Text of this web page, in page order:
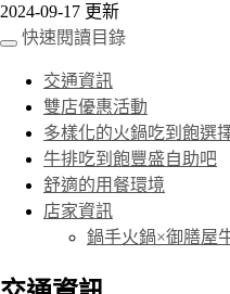
2024-09-17 更新
快速閱讀目錄
交通資訊
雙店優惠活動
多樣化的火鍋吃到飽選
牛排吃到飽豐盛自助吧
舒適的用餐環境
店家資訊
鍋手火鍋×御膳屋